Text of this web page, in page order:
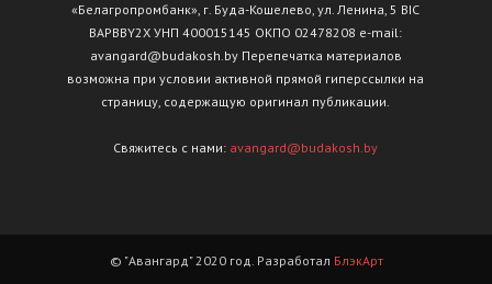
«Белагропромбанк», г. Буда-Кошелево, ул. Ленина, 5 BIC
BAPBBY2X УНП 400015145 ОКПО 02478208 e-mail:
avangard@budakosh.by Перепечатка материалов
возможна при условии активной прямой гиперссылки на
страницу, содержащую оригинал публикации.
Свяжитесь с нами: avangard@budakosh.by
© "Авангард" 2020 год. Разработал БлэкАрт